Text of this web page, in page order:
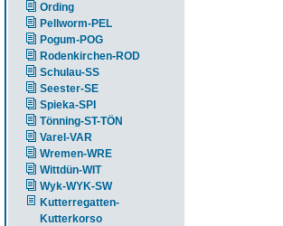
Ording
Pellworm-PEL
Pogum-POG
Rodenkirchen-ROD
Schulau-SS
Seester-SE
Spieka-SPI
Tönning-ST-TÖN
Varel-VAR
Wremen-WRE
Wittdün-WIT
Wyk-WYK-SW
Kutterregatten-
Kutterkorso